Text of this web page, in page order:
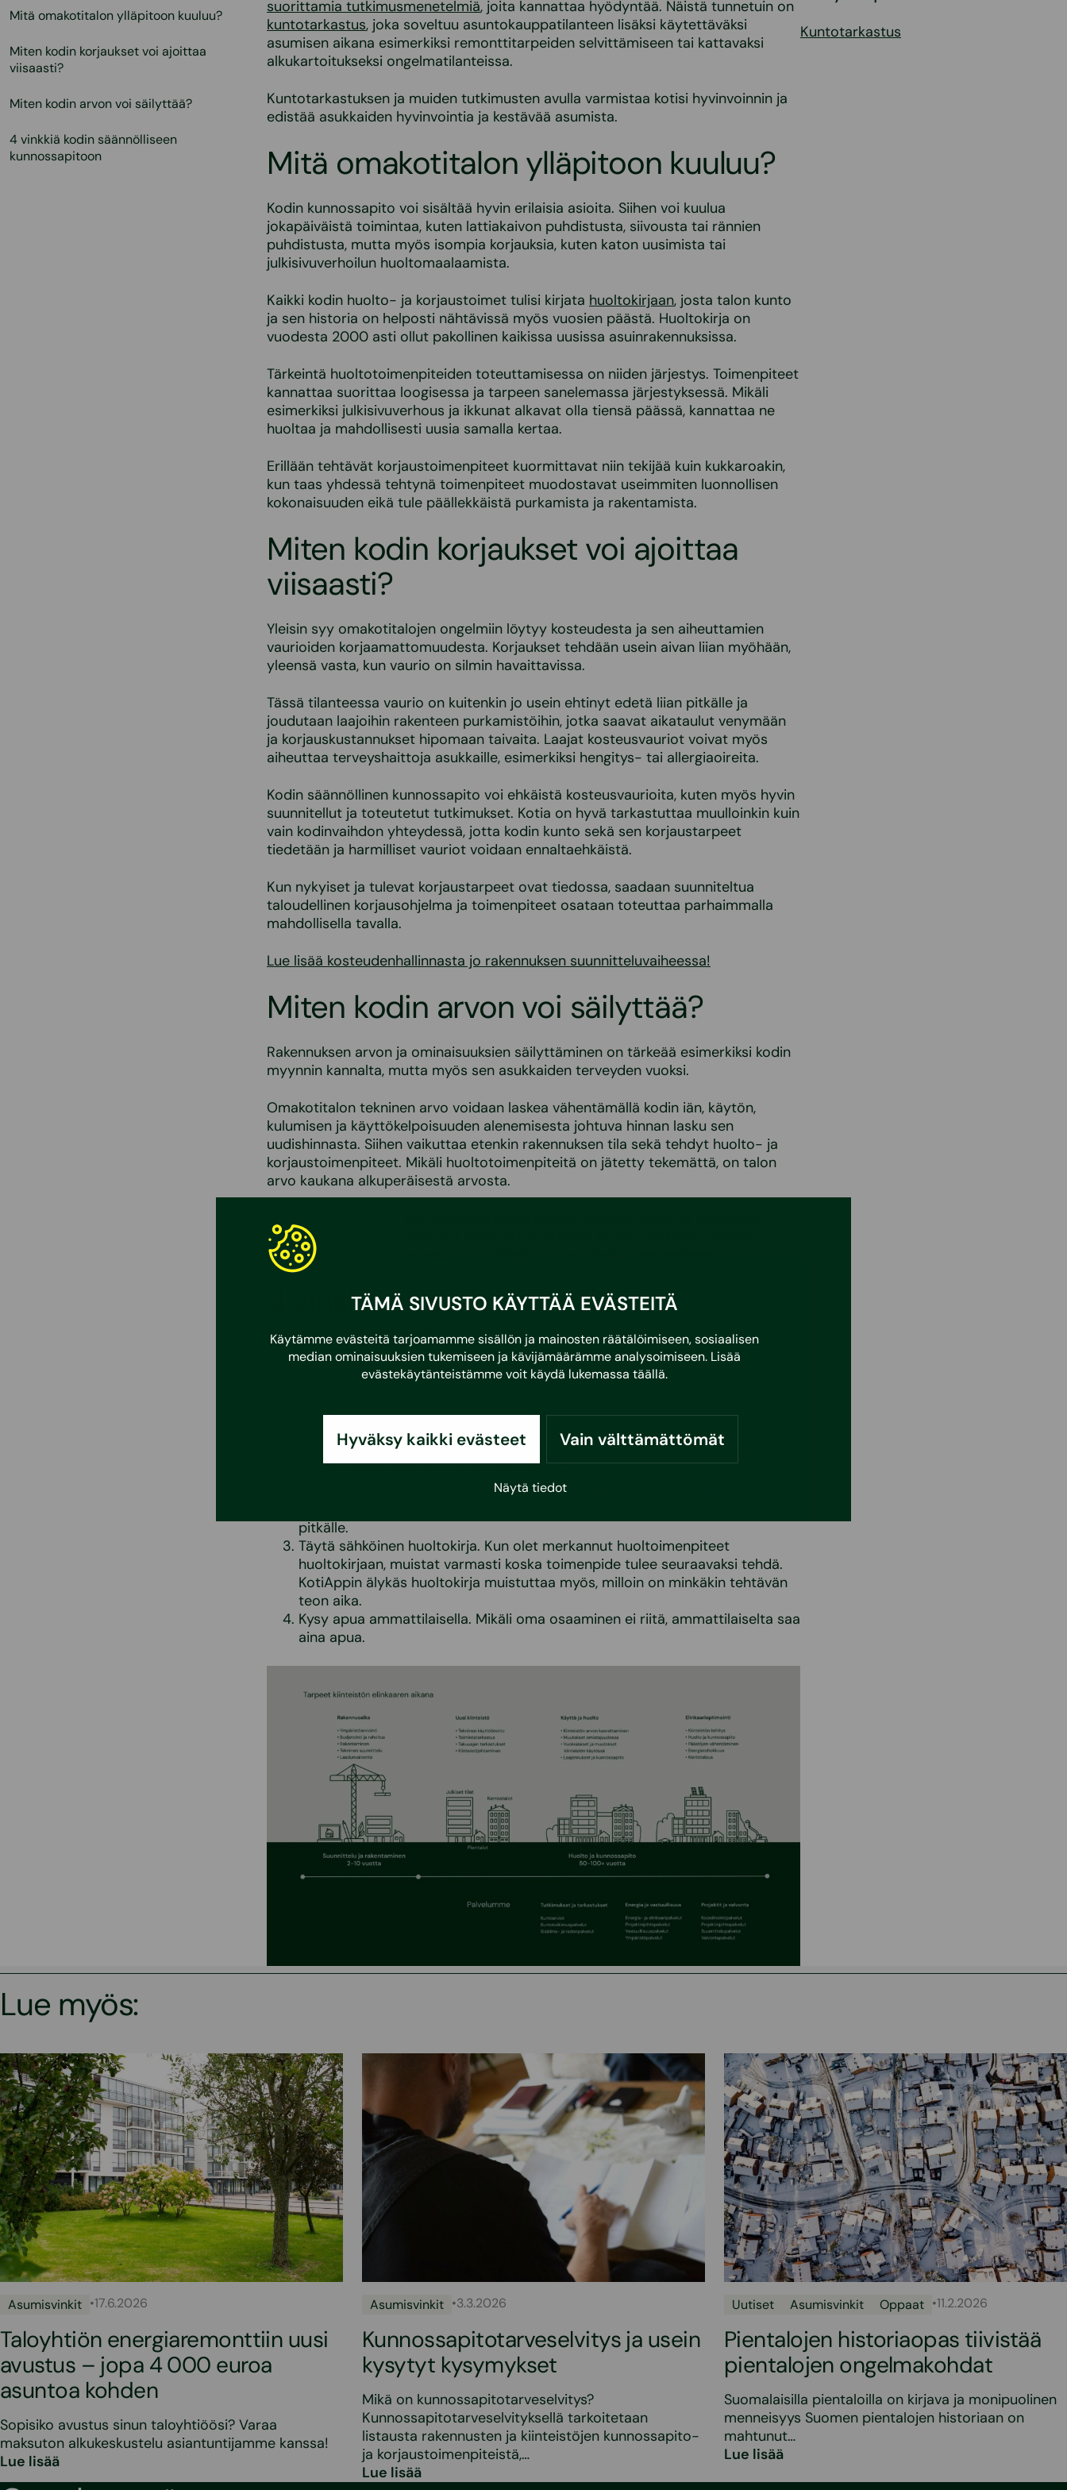
TÄMÄ SIVUSTO KÄYTTÄÄ EVÄSTEITÄ
Käytämme evästeitä tarjoamamme sisällön ja mainosten räätälöimiseen, sosiaalisen
median ominaisuuksien tukemiseen ja kävijämäärämme analysoimiseen. Lisää
evästekäytänteistämme voit käydä lukemassa täällä.
Hyväksy kaikki evästeet Vain välttämättömät
Näytä tiedot
Mitä omakotitalon ylläpitoon kuuluu?
Miten kodin korjaukset voi ajoittaa
viisaasti?
Miten kodin arvon voi säilyttää?
4 vinkkiä kodin säännölliseen
kunnossapitoon
suorittamia tutkimusmenetelmiä, joita kannattaa hyödyntää. Näistä tunnetuin on
kuntotarkastus, joka soveltuu asuntokauppatilanteen lisäksi käytettäväksi
asumisen aikana esimerkiksi remonttitarpeiden selvittämiseen tai kattavaksi
alkukartoitukseksi ongelmatilanteissa.
Kuntotarkastuksen ja muiden tutkimusten avulla varmistaa kotisi hyvinvoinnin ja
edistää asukkaiden hyvinvointia ja kestävää asumista.
Mitä omakotitalon ylläpitoon kuuluu?
Kodin kunnossapito voi sisältää hyvin erilaisia asioita. Siihen voi kuulua
jokapäiväistä toimintaa, kuten lattiakaivon puhdistusta, siivousta tai rännien
puhdistusta, mutta myös isompia korjauksia, kuten katon uusimista tai
julkisivuverhoilun huoltomaalaamista.
Kaikki kodin huolto- ja korjaustoimet tulisi kirjata huoltokirjaan, josta talon kunto
ja sen historia on helposti nähtävissä myös vuosien päästä. Huoltokirja on
vuodesta 2000 asti ollut pakollinen kaikissa uusissa asuinrakennuksissa.
Tärkeintä huoltotoimenpiteiden toteuttamisessa on niiden järjestys. Toimenpiteet
kannattaa suorittaa loogisessa ja tarpeen sanelemassa järjestyksessä. Mikäli
esimerkiksi julkisivuverhous ja ikkunat alkavat olla tiensä päässä, kannattaa ne
huoltaa ja mahdollisesti uusia samalla kertaa.
Erillään tehtävät korjaustoimenpiteet kuormittavat niin tekijää kuin kukkaroakin,
kun taas yhdessä tehtynä toimenpiteet muodostavat useimmiten luonnollisen
kokonaisuuden eikä tule päällekkäistä purkamista ja rakentamista.
Miten kodin korjaukset voi ajoittaa
viisaasti?
Yleisin syy omakotitalojen ongelmiin löytyy kosteudesta ja sen aiheuttamien
vaurioiden korjaamattomuudesta. Korjaukset tehdään usein aivan liian myöhään,
yleensä vasta, kun vaurio on silmin havaittavissa.
Tässä tilanteessa vaurio on kuitenkin jo usein ehtinyt edetä liian pitkälle ja
joudutaan laajoihin rakenteen purkamistöihin, jotka saavat aikataulut venymään
ja korjauskustannukset hipomaan taivaita. Laajat kosteusvauriot voivat myös
aiheuttaa terveyshaittoja asukkaille, esimerkiksi hengitys- tai allergiaoireita.
Kodin säännöllinen kunnossapito voi ehkäistä kosteusvaurioita, kuten myös hyvin
suunnitellut ja toteutetut tutkimukset. Kotia on hyvä tarkastuttaa muulloinkin kuin
vain kodinvaihdon yhteydessä, jotta kodin kunto sekä sen korjaustarpeet
tiedetään ja harmilliset vauriot voidaan ennaltaehkäistä.
Kun nykyiset ja tulevat korjaustarpeet ovat tiedossa, saadaan suunniteltua
taloudellinen korjausohjelma ja toimenpiteet osataan toteuttaa parhaimmalla
mahdollisella tavalla.
Lue lisää kosteudenhallinnasta jo rakennuksen suunnitteluvaiheessa!
Miten kodin arvon voi säilyttää?
Rakennuksen arvon ja ominaisuuksien säilyttäminen on tärkeää esimerkiksi kodin
myynnin kannalta, mutta myös sen asukkaiden terveyden vuoksi.
Omakotitalon tekninen arvo voidaan laskea vähentämällä kodin iän, käytön,
kulumisen ja käyttökelpoisuuden alenemisesta johtuva hinnan lasku sen
uudishinnasta. Siihen vaikuttaa etenkin rakennuksen tila sekä tehdyt huolto- ja
korjaustoimenpiteet. Mikäli huoltotoimenpiteitä on jätetty tekemättä, on talon
arvo kaukana alkuperäisestä arvosta.
Sovelluksen huoltokirjaan voit merkitä kaikki kodin huolto- ja korjaustoimet,
mutta saat sieltä myös helppoja vinkkejä toimenpiteiden tekemiseen.
4 vinkkiä kodin säännölliseen
kunnossapitoon
Moni meistä elää kiireistä arkea ja huoltoimenpiteisiin ryhtyminen tuntuu
huoltaminen onnistuu kiireiseltäkin.
Huolla vuodenaikojen mukaan. Eihän kuullosta yhtään pahalta ryhtyä
Seuraa teknisiä käyttöikiä. Koska viimeksi vaihdoit ikkunat? Jokaiselle kodin
pitkälle.
Täytä sähköinen huoltokirja. Kun olet merkannut huoltoimenpiteet
huoltokirjaan, muistat varmasti koska toimenpide tulee seuraavaksi tehdä.
KotiAppin älykäs huoltokirja muistuttaa myös, milloin on minkäkin tehtävän
teon aika.
Kysy apua ammattilaisella. Mikäli oma osaaminen ei riitä, ammattilaiselta saa
aina apua.
Kuntotarkastus
Lue myös:
Asumisvinkit •17.6.2026
Taloyhtiön energiaremonttiin uusi
avustus – jopa 4 000 euroa
asuntoa kohden
Sopisiko avustus sinun taloyhtiöösi? Varaa
maksuton alkukeskustelu asiantuntijamme kanssa!
Lue lisää
Asumisvinkit •3.3.2026
Kunnossapitotarveselvitys ja usein
kysytyt kysymykset
Mikä on kunnossapitotarveselvitys?
Kunnossapitotarveselvityksellä tarkoitetaan
listausta rakennusten ja kiinteistöjen kunnossapito-
ja korjaustoimenpiteistä,…
Lue lisää
Uutiset Asumisvinkit Oppaat •11.2.2026
Pientalojen historiaopas tiivistää
pientalojen ongelmakohdat
Suomalaisilla pientaloilla on kirjava ja monipuolinen
menneisyys Suomen pientalojen historiaan on
mahtunut…
Lue lisää